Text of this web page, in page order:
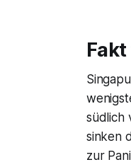
südlich
sinken
zur